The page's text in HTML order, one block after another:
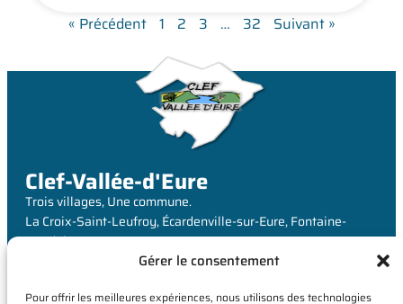
Gérer le consentement
Pour offrir les meilleures expériences, nous utilisons des technologies
« Précédent 1 2 3 … 32 Suivant »
Clef-Vallée-d'Eure
Trois villages, Une commune.
La Croix-Saint-Leufroy, Écardenville-sur-Eure, Fontaine-
Heudebourg
MAIRIE